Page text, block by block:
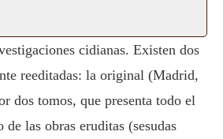
cidianas. Existen dos
reeditadas: la original (Madrid,
dos tomos, que presenta todo el
las obras eruditas (sesudas